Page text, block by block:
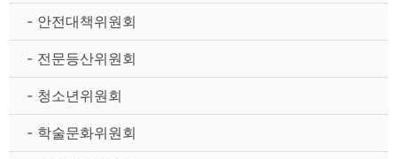
- 안전대책위원회
- 전문등산위원회
- 청소년위원회
- 학술문화위원회